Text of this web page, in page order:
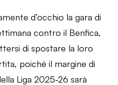
d’occhio la gara di
contro il Benfica,
di spostare la loro
poiché il margine di
Liga 2025-26 sarà